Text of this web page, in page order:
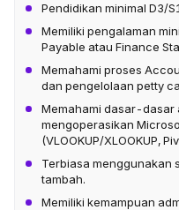
Pendidikan minimal D3/
Memiliki pengalaman
Payable atau Finance
Memahami proses
dan pengelolaan petty
Memahami dasar-dasar
mengoperasikan
(VLOOKUP/XLOOKUP,
Terbiasa menggunakan
tambah.
Memiliki kemampuan